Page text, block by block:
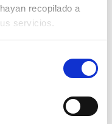
recopilado a
servicios.
zonas
natural que
Saber más